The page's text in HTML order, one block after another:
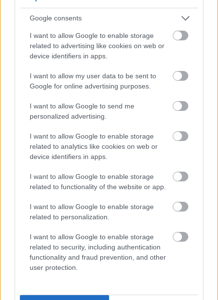
Google consents
I want to allow Google to enable storage
related to advertising like cookies on web or
device identifiers in apps.
I want to allow my user data to be sent to
Google for online advertising purposes.
I want to allow Google to send me
personalized advertising.
I want to allow Google to enable storage
related to analytics like cookies on web or
device identifiers in apps.
I want to allow Google to enable storage
related to functionality of the website or app.
I want to allow Google to enable storage
related to personalization.
I want to allow Google to enable storage
related to security, including authentication
functionality and fraud prevention, and other
user protection.
pexels
Οφέλη από τις ντομάτες